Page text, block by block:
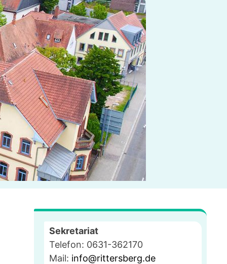
Sekretariat
Telefon: 0631-362170
Mail: info@rittersberg.de